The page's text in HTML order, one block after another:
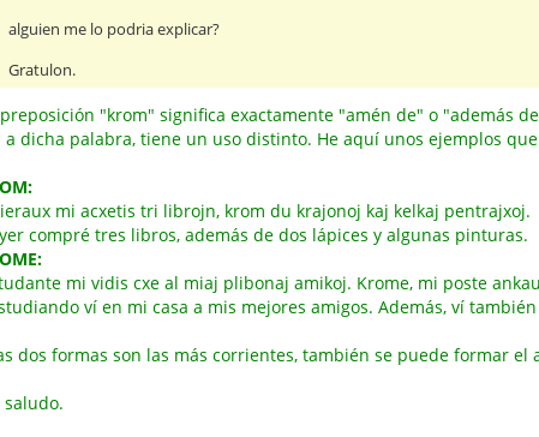
alguien me lo podria explicar?
Gratulon.
"krom" significa exactamente "amén de" o "además
a dicha palabra, tiene un uso distinto. He aquí unos ejemplos
mi acxetis tri librojn, krom du krajonoj kaj kelkaj pentrajxoj.
compré tres libros, además de dos lápices y algunas pinturas.
mi vidis cxe al miaj plibonaj amikoj. Krome, mi poste
ví en mi casa a mis mejores amigos. Además, ví
dos formas son las más corrientes, también se puede formar
saludo.